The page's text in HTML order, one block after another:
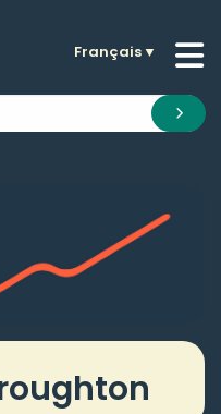
Français▼